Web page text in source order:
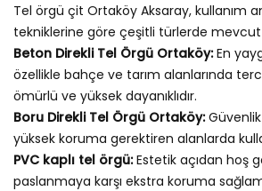
Tel örgü çit Ortaköy Aksaray, kullanım
tekniklerine göre çeşitli türlerde
Beton Direkli Tel Örgü Ortaköy:En
özellikle bahçe ve tarım alanlarında
ömürlü ve yüksek dayanıklıdır.
Boru Direkli Tel Örgü Ortaköy:
yüksek koruma gerektiren alanlarda
PVC kaplı tel örgü:Estetik açıdan hoş
paslanmaya karşı ekstra koruma